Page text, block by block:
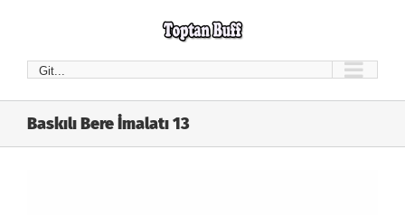
Git...
Baskılı Bere İmalatı 13